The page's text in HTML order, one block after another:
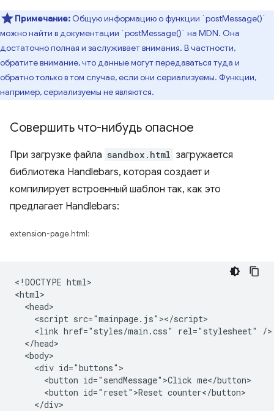
Примечание: Общую информацию о функции `postMessage()`
можно найти в документации `postMessage()` на MDN. Она
достаточно полная и заслуживает внимания. В частности,
обратите внимание, что данные могут передаваться туда и
обратно только в том случае, если они сериализуемы. Функции,
например, сериализуемы не являются.
Совершить что-нибудь опасное
При загрузке файла sandbox.html загружается
библиотека Handlebars, которая создает и
компилирует встроенный шаблон так, как это
предлагает Handlebars:
extension-page.html:
<!DOCTYPE html>
<html>
  <head>
    <script src="mainpage.js"></script>
    <link href="styles/main.css" rel="stylesheet" />
  </head>
  <body>
    <div id="buttons">
      <button id="sendMessage">Click me</button>
      <button id="reset">Reset counter</button>
    </div>